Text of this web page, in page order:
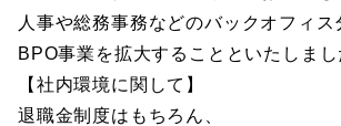
人事や総務事務などのバックオフィス
BPO事業を拡大することといたしまし
【社内環境に関して】
退職金制度はもちろん、